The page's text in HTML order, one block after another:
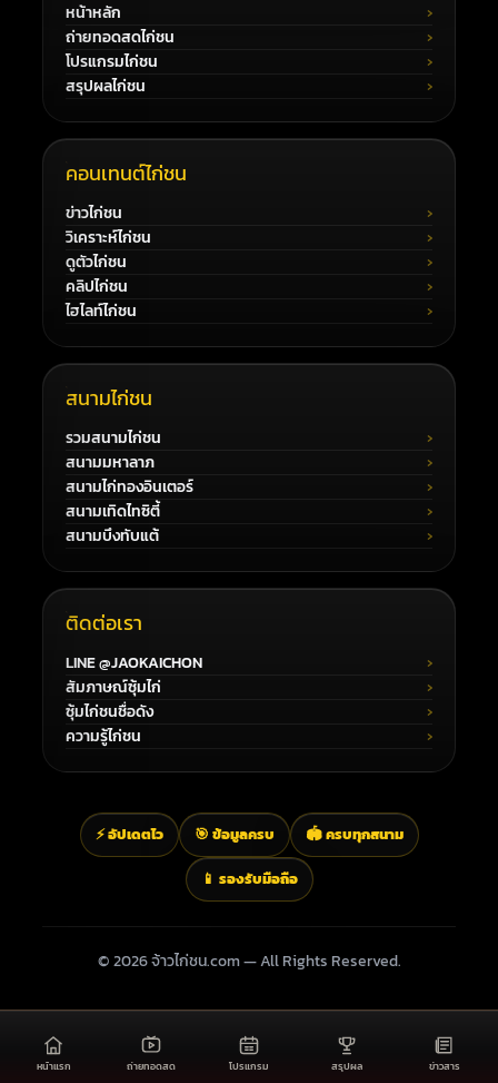
หน้าหลัก
ถ่ายทอดสดไก่ชน
โปรแกรมไก่ชน
สรุปผลไก่ชน
คอนเทนต์ไก่ชน
ข่าวไก่ชน
วิเคราะห์ไก่ชน
ดูตัวไก่ชน
คลิปไก่ชน
ไฮไลท์ไก่ชน
สนามไก่ชน
รวมสนามไก่ชน
สนามมหาลาภ
สนามไก่ทองอินเตอร์
สนามเทิดไทซิตี้
สนามบึงทับแต้
ติดต่อเรา
LINE @JAOKAICHON
สัมภาษณ์ซุ้มไก่
ซุ้มไก่ชนชื่อดัง
ความรู้ไก่ชน
⚡ อัปเดตไว 🎯 ข้อมูลครบ 🏟️ ครบทุกสนาม
📱 รองรับมือถือ
© 2026 จ้าวไก่ชน.com — All Rights Reserved.
หน้าแรก ถ่ายทอดสด โปรแกรม สรุปผล ข่าวสาร